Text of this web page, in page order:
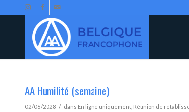
AA Humilité (semaine)
02/06/2028 / dans En ligne uniquement Réunion de